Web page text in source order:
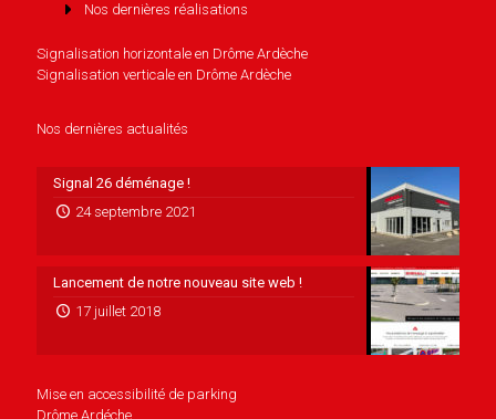
Nos dernières réalisations
Signalisation horizontale en Drôme Ardèche
Signalisation verticale en Drôme Ardèche
Nos dernières actualités
Signal 26 déménage !
24 septembre 2021
Lancement de notre nouveau site web !
17 juillet 2018
Mise en accessibilité de parking
Drôme Ardéche